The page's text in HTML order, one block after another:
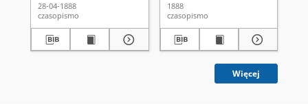
28-04-1888
czasopismo
1888
czasopismo
Więcej